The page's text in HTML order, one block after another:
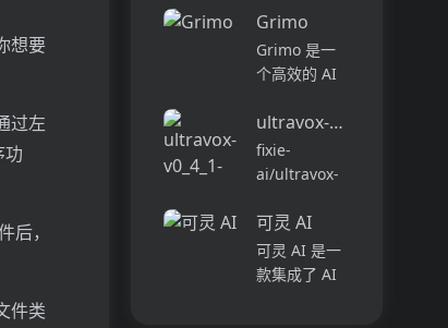
想要
过左
功
后，
件类
库、...
可以根据用户
的自然语言描
述快速生成可
用的游戏资
产，并可以轻
生成器，由
Llama 3.1和
Together AI
能够理解用户
的想法，并将
其转化为实际
Grimo
Grimo 是一
个高效的 AI
结合最新的
AI 模型，如
DeepSeek
OpenAI GPT-
4，致力于提
升用户的写作
体验...
ultravox-v0_4_1-llama-
fixie-
ai/ultravox-
llama-3_1-
8b是一个基
于预训练的
可灵 AI
可灵 AI 是一
款集成了 AI